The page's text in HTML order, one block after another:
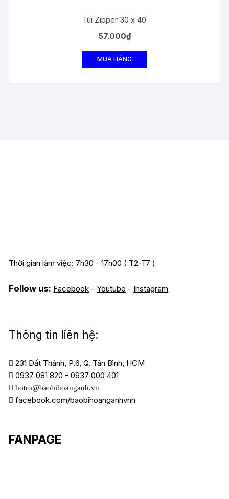
Túi Zipper 30 x 40
57.000₫
MUA HÀNG
Thời gian làm việc: 7h30 - 17h00 ( T2-T7 )
Follow us: Facebook - Youtube - Instagram
Thông tin liên hệ:
231 Đất Thánh, P.6, Q. Tân Bình, HCM
0937 081 820 -0937 000 401
hotro@baobihoanganh.vn
facebook.com/baobihoanganhvnn
FANPAGE